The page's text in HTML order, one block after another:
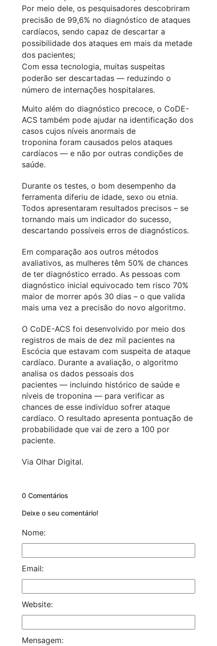
Por meio dele, os pesquisadores descobriram
precisão de 99,6% no diagnóstico de ataques
cardíacos, sendo capaz de descartar a
possibilidade dos ataques em mais da metade
dos pacientes;
Com essa tecnologia, muitas suspeitas
poderão ser descartadas — reduzindo o
número de internações hospitalares.
Muito além do diagnóstico precoce, o CoDE-
ACS também pode ajudar na identificação dos
casos cujos níveis anormais de
troponina foram causados pelos ataques
cardíacos — e não por outras condições de
saúde.
Durante os testes, o bom desempenho da
ferramenta diferiu de idade, sexo ou etnia.
Todos apresentaram resultados precisos – se
tornando mais um indicador do sucesso,
descartando possíveis erros de diagnósticos.
Em comparação aos outros métodos
avaliativos, as mulheres têm 50% de chances
de ter diagnóstico errado. As pessoas com
diagnóstico inicial equivocado tem risco 70%
maior de morrer após 30 dias – o que valida
mais uma vez a precisão do novo algoritmo.
O CoDE-ACS foi desenvolvido por meio dos
registros de mais de dez mil pacientes na
Escócia que estavam com suspeita de ataque
cardíaco. Durante a avaliação, o algoritmo
analisa os dados pessoais dos
pacientes — incluindo histórico de saúde e
níveis de troponina — para verificar as
chances de esse indivíduo sofrer ataque
cardíaco. O resultado apresenta pontuação de
probabilidade que vai de zero a 100 por
paciente.
Via Olhar Digital.
0 Comentários
Deixe o seu comentário!
Nome:
Email:
Website:
Mensagem: